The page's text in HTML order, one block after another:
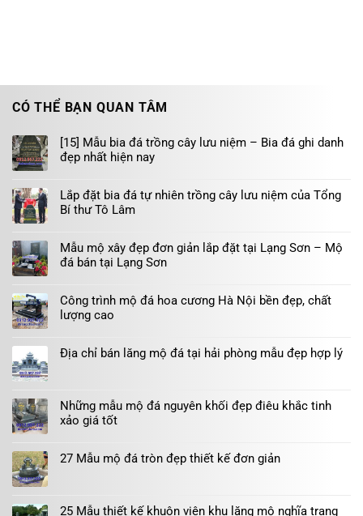
CÓ THỂ BẠN QUAN TÂM
[15] Mẫu bia đá trồng cây lưu niệm – Bia đá ghi danh
đẹp nhất hiện nay
Lắp đặt bia đá tự nhiên trồng cây lưu niệm của Tổng
Bí thư Tô Lâm
Mẫu mộ xây đẹp đơn giản lắp đặt tại Lạng Sơn – Mộ
đá bán tại Lạng Sơn
Công trình mộ đá hoa cương Hà Nội bền đẹp, chất
lượng cao
Địa chỉ bán lăng mộ đá tại hải phòng mẫu đẹp hợp lý
Những mẫu mộ đá nguyên khối đẹp điêu khắc tinh
xảo giá tốt
27 Mẫu mộ đá tròn đẹp thiết kế đơn giản
25 Mẫu thiết kế khuôn viên khu lăng mộ nghĩa trang